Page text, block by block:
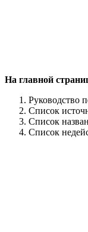
На главной
Руководство
Список
Список
Список